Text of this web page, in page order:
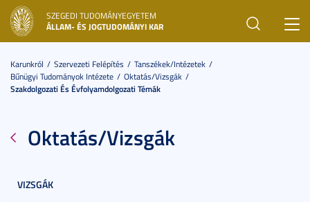
SZEGEDI TUDOMÁNYEGYETEM
ÁLLAM- ÉS JOGTUDOMÁNYI KAR
Karunkról Szervezeti Felépítés
Tanszékek/Intézetek
Bűnügyi Tudományok Intézete
Oktatás/Vizsgák
Szakdolgozati És Évfolyamdolgozati Témák
Oktatás/Vizsgák
VIZSGÁK